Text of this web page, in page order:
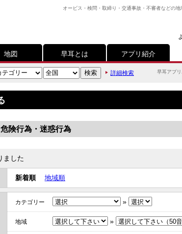
オービス・検問・取締り・交通事故・不審者などの
地図 早耳とは アプリ紹介
早耳アプ
詳細検索
険行為・迷惑行為
ました
新着順 地域順
カテゴリー »
地域 »